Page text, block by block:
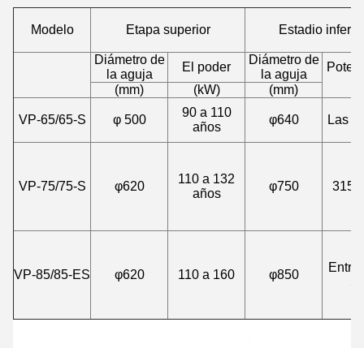
Modelo Etapa superior Estadio
Diámetro de
la aguja
El poder
Diámetro de
la aguja
(mm) (kW) (mm)
VP-65/65-S φ 500
90 a 110
años
φ640 Las
VP-75/75-S φ620
110 a 132
años
φ750 315
VP-85/85-ES φ620 110 a 160 φ850
Entre